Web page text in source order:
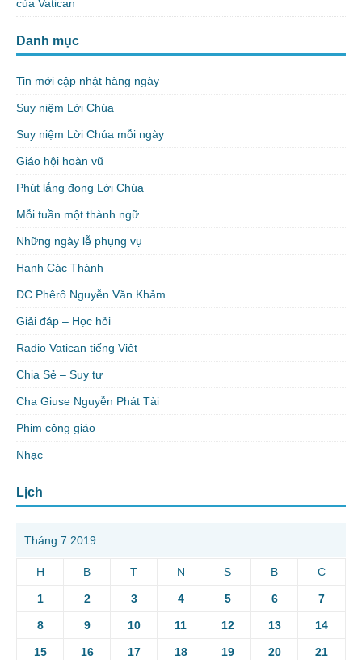
của Vatican
Danh mục
Tin mới cập nhật hàng ngày
Suy niệm Lời Chúa
Suy niệm Lời Chúa mỗi ngày
Giáo hội hoàn vũ
Phút lắng đọng Lời Chúa
Mỗi tuần một thành ngữ
Những ngày lễ phụng vụ
Hạnh Các Thánh
ĐC Phêrô Nguyễn Văn Khảm
Giải đáp – Học hỏi
Radio Vatican tiếng Việt
Chia Sẻ – Suy tư
Cha Giuse Nguyễn Phát Tài
Phim công giáo
Nhạc
Lịch
Tháng 7 2019
H B T N S B C
1 2 3 4 5 6 7
8 9 10 11 12 13 14
15 16 17 18 19 20 21